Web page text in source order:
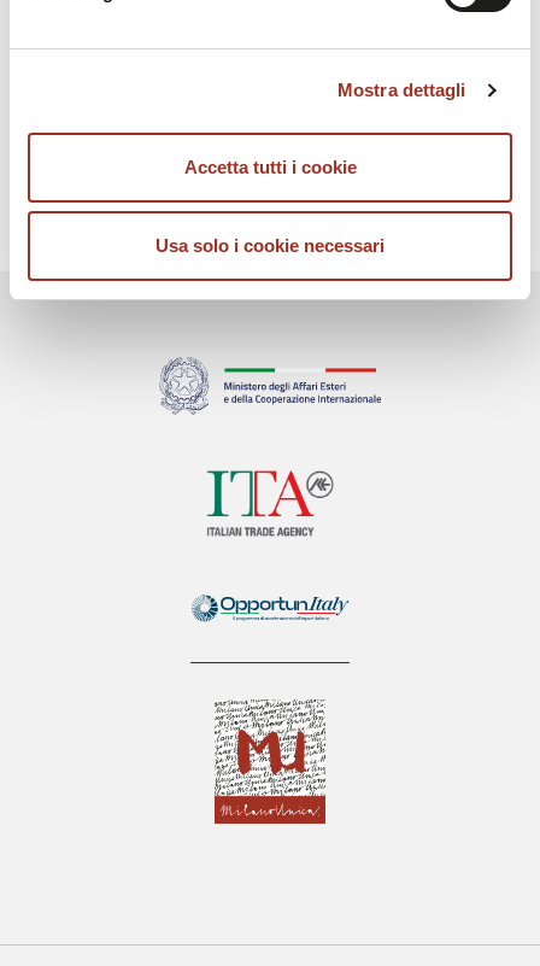
Informativa Privacy.
Mostra dettagli
Accetta tutti i cookie
Usa solo i cookie necessari
#MUneverstops
#strongertogether